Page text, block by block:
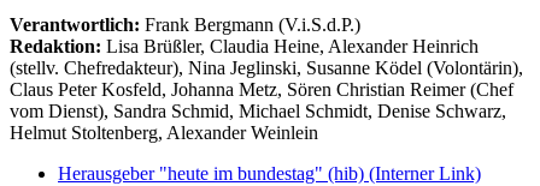
Verantwortlich: Frank Bergmann (V.i.S.d.P.)
Redaktion: Lisa Brüßler, Claudia Heine, Alexander Heinrich
(stellv. Chefredakteur), Nina Jeglinski, Susanne Ködel (Volontärin),
Claus Peter Kosfeld, Johanna Metz, Sören Christian Reimer (Chef
vom Dienst), Sandra Schmid, Michael Schmidt, Denise Schwarz,
Helmut Stoltenberg, Alexander Weinlein
Herausgeber "heute im bundestag" (hib) (Interner Link)